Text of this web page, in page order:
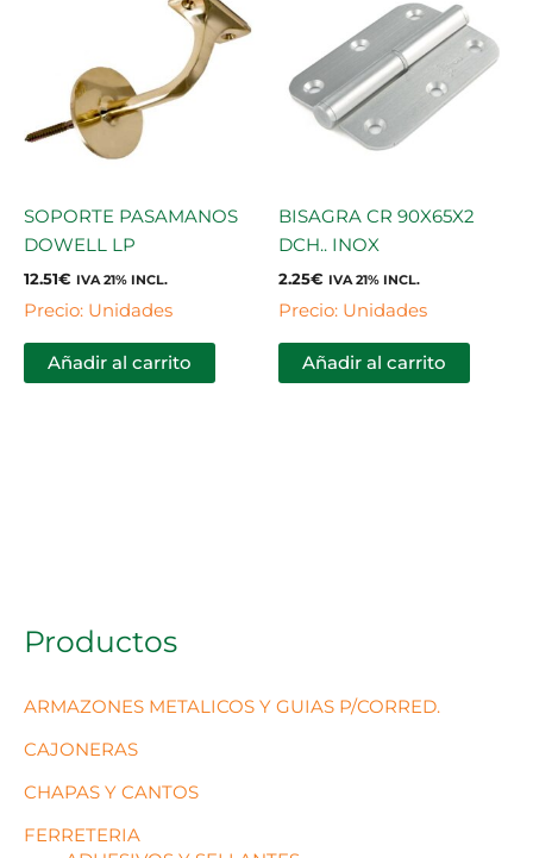
Productos
ARMAZONES METALICOS Y GUIAS P/CORRED.
CAJONERAS
CHAPAS Y CANTOS
FERRETERIA
SOPORTE PASAMANOS
DOWELL LP
12.51€ IVA 21% INCL.
Precio: Unidades
Añadir al carrito
BISAGRA CR 90X65X2
DCH.. INOX
2.25€ IVA 21% INCL.
Precio: Unidades
Añadir al carrito